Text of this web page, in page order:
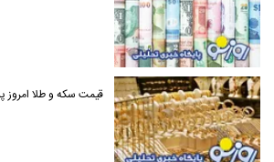
قیمت سکه و طلا امروز پنجشنبه ۱۵ مرداد ۱۴۰۵